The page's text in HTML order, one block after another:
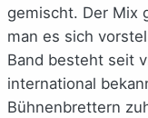
gemischt. Der Mix
man es sich
Band besteht seit
international
Bühnenbrettern